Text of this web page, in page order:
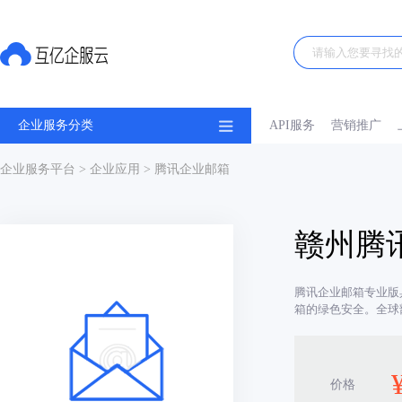
企业服务分类 API服务 营销推广
企业服务平台 > 企业应用 > 腾讯企业邮箱
赣州腾
腾讯企业邮箱专业
箱的绿色安全。全
价格